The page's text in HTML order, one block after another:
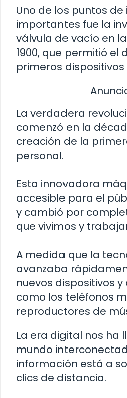
Uno de los puntos
importantes fue la
válvula de vacío en
1900, que permitió el
primeros
La verdadera
comenzó en la
creación de la
personal.
Esta innovadora
accesible para el
y cambió por
que vivimos y
A medida que la
avanzaba
nuevos dispositivos
como los teléfonos
reproductores de
La era digital nos ha
mundo
información está a
clics de distancia.